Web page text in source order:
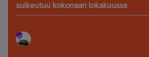
sulkeutuu kokonaan lokakuussa